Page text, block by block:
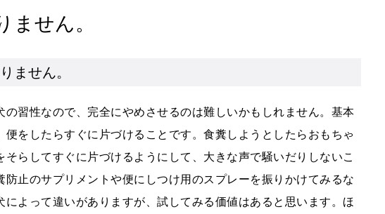
せん。
ません。
の習性なので、完全にやめさせるのは難しいかもしれません。基本
便をしたらすぐに片づけることです。食糞しようとしたらおもちゃ
そらしてすぐに片づけるようにして、大きな声で騒いだりしないこ
防止のサプリメントや便にしつけ用のスプレーを振りかけてみるな
によって違いがありますが、試してみる価値はあると思います。ほ